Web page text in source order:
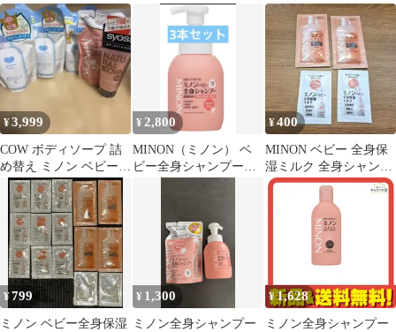
プ つめかえ用 380mL 2
個セット 数量限定 配
送種別：MR
¥3,999
COW ボディソープ 詰
め替え ミノン ベビー全
身シャプー その他
¥ 2,800
MINON（ミノン） ベ
ビー全身シャンプー
¥400
MINON ベビー 全身保
湿ミルク 全身シャンプ
ー
¥799
ミノン ベビー全身保湿
¥ 1,300
ミノン全身シャンプー
¥1,628
ミノン全身シャンプー